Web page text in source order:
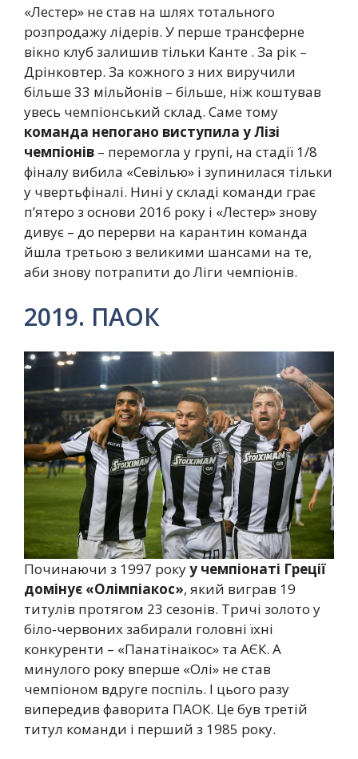
«Лестер» не став на шлях тотального
розпродажу лідерів. У перше трансферне
вікно клуб залишив тільки Канте . За рік –
Дрінковтер. За кожного з них виручили
більше 33 мільйонів – більше, ніж коштував
увесь чемпіонський склад. Саме тому
команда непогано виступила у Лізі
чемпіонів – перемогла у групі, на стадії 1/8
фіналу вибила «Севілью» і зупинилася тільки
у чвертьфіналі. Нині у складі команди грає
п’ятеро з основи 2016 року і «Лестер» знову
дивує – до перерви на карантин команда
йшла третьою з великими шансами на те,
аби знову потрапити до Ліги чемпіонів.
2019. ПАОК
Починаючи з 1997 рокуу чемпіонаті Греції
домінує «Олімпіакос», який виграв 19
титулів протягом 23 сезонів. Тричі золото у
біло-червоних забирали головні їхні
конкуренти – «Панатінаїкос» та АЄК. А
минулого року вперше «Олі» не став
чемпіоном вдруге поспіль. І цього разу
випередив фаворита ПАОК. Це був третій
титул команди і перший з 1985 року.